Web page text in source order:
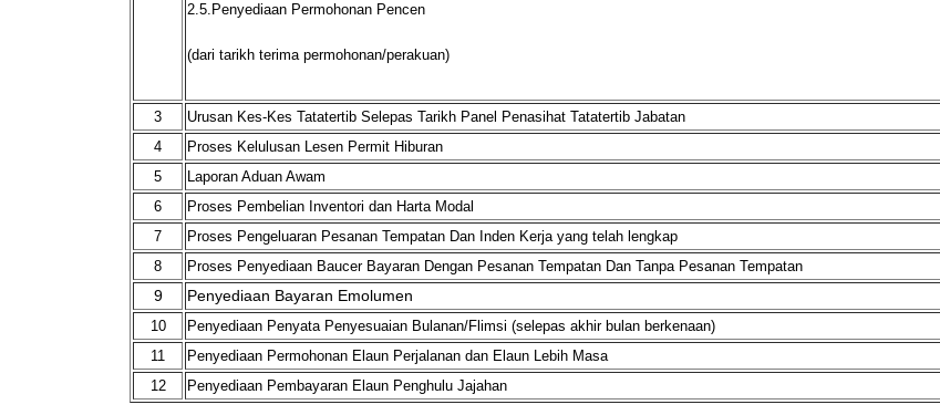
2.5.Penyediaan Permohonan Pencen
(dari tarikh terima permohonan/perakuan)
3 Urusan Kes-Kes Tatatertib Selepas Tarikh Panel Penasihat Tatatertib Jabatan
4
Proses Kelulusan Lesen Permit Hiburan
5
Laporan Aduan Awam
6
Proses Pembelian Inventori dan Harta Modal
7
Proses Pengeluaran Pesanan Tempatan Dan Inden Kerja yang telah lengkap
8
Proses Penyediaan Baucer Bayaran Dengan Pesanan Tempatan Dan Tanpa Pesanan Tempatan
9 Penyediaan Bayaran Emolumen
10
Penyediaan Penyata Penyesuaian Bulanan/Flimsi (selepas akhir bulan berkenaan)
11
Penyediaan Permohonan Elaun Perjalanan dan Elaun Lebih Masa
12
Penyediaan Pembayaran Elaun Penghulu Jajahan